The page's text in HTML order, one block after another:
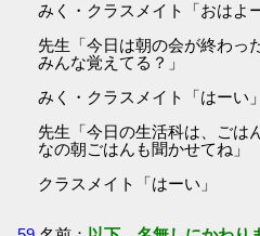
みく・クラスメイト「おはよ
先生「今日は朝の会が終わっ
みんな覚えてる？」
みく・クラスメイト「はーい」
先生「今日の生活科は、ごは
なの朝ごはんも聞かせてね」
クラスメイト「はーい」